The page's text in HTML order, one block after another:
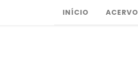
INÍCIO ACERVO